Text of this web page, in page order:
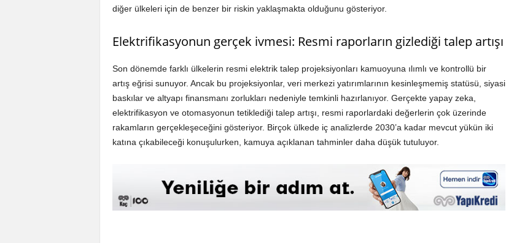
diğer ülkeleri için de benzer bir riskin yaklaşmakta olduğunu gösteriyor.
Elektrifikasyonun gerçek ivmesi: Resmi raporların gizlediği talep artışı
Son dönemde farklı ülkelerin resmi elektrik talep projeksiyonları kamuoyuna ılımlı ve kontrollü bir
artış eğrisi sunuyor. Ancak bu projeksiyonlar, veri merkezi yatırımlarının kesinleşmemiş statüsü, siyasi
baskılar ve altyapı finansmanı zorlukları nedeniyle temkinli hazırlanıyor. Gerçekte yapay zeka,
elektrifikasyon ve otomasyonun tetiklediği talep artışı, resmi raporlardaki değerlerin çok üzerinde
rakamların gerçekleşeceğini gösteriyor. Birçok ülkede iç analizlerde 2030’a kadar mevcut yükün iki
katına çıkabileceği konuşulurken, kamuya açıklanan tahminler daha düşük tutuluyor.